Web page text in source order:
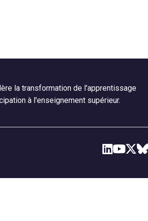
la transformation de l'apprentissage
à l'enseignement supérieur.